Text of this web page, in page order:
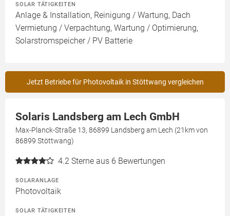
SOLAR TÄTIGKEITEN
Anlage & Installation, Reinigung / Wartung, Dach
Vermietung / Verpachtung, Wartung / Optimierung,
Solarstromspeicher / PV Batterie
Jetzt Betriebe für Photovoltaik in Stöttwang vergleichen
Solaris Landsberg am Lech GmbH
Max-Planck-Straße 13, 86899 Landsberg am Lech (21km von
86899 Stöttwang)
4.2 Sterne aus 6 Bewertungen
SOLARANLAGE
Photovoltaik
SOLAR TÄTIGKEITEN